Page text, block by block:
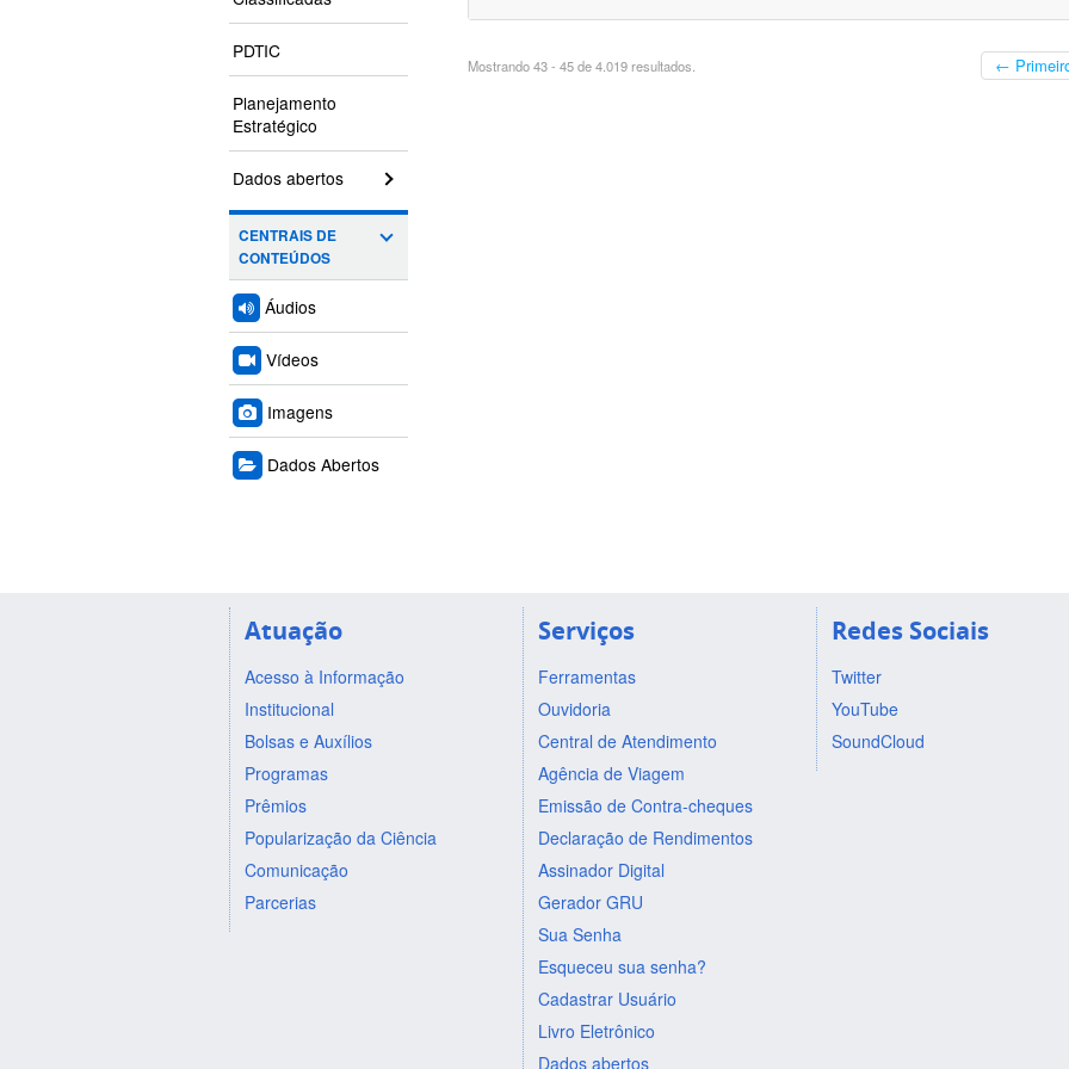
PDTIC
Planejamento
Estratégico
Dados abertos
CENTRAIS DE
CONTEÚDOS
Áudios
Vídeos
Imagens
Dados Abertos
Mostrando 43 - 45 de 4.019 resultados. ←
Atuação
Acesso à Informação
Institucional
Bolsas e Auxílios
Programas
Prêmios
Popularização da Ciência
Comunicação
Parcerias
Serviços
Ferramentas
Ouvidoria
Central de Atendimento
Agência de Viagem
Emissão de Contra-cheques
Declaração de Rendimentos
Assinador Digital
Gerador GRU
Sua Senha
Esqueceu sua senha?
Cadastrar Usuário
Livro Eletrônico
Dados abertos
Redes Sociais
Twitter
YouTube
SoundCloud